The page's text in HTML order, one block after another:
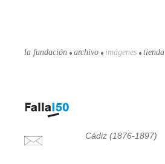
la fundación archivo imágenes tienda
Cádiz (1876-1897)